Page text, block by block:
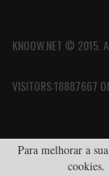
KNOOW.NET © 2015.
VISITORS:18887667
Para melhorar a
cookies.